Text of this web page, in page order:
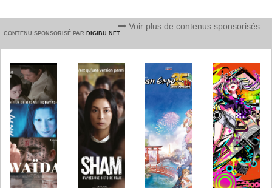
CONTENU SPONSORISÉ PAR DIGIBU.NET
Voir plus de contenus sponsorisés